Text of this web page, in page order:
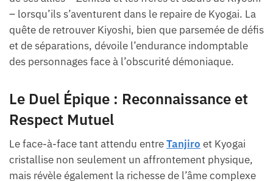
– lorsqu’ils s’aventurent dans le repaire de Kyogai. La
quête de retrouver Kiyoshi, bien que parsemée de défis
et de séparations, dévoile l’endurance indomptable
des personnages face à l’obscurité démoniaque.
Le Duel Épique : Reconnaissance et
Respect Mutuel
Le face-à-face tant attendu entreTanjiro et Kyogai
cristallise non seulement un affrontement physique,
mais révèle également la richesse de l’âme complexe